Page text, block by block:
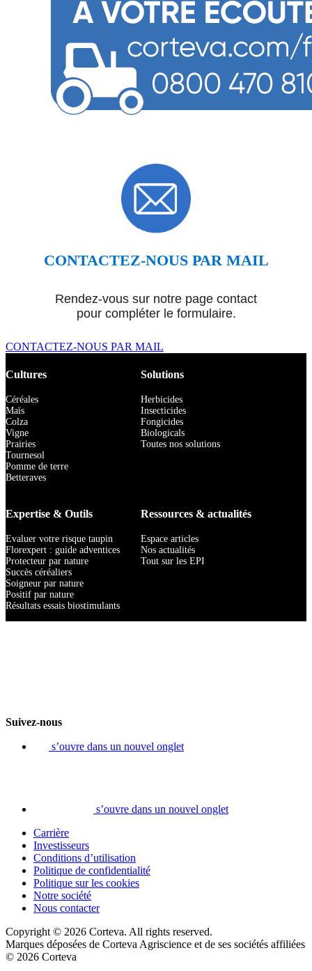
CONTACTEZ-NOUS PAR MAIL
Rendez-vous sur notre page contact
pour compléter le formulaire.
CONTACTEZ-NOUS PAR MAIL
Cultures
Céréales
Maïs
Colza
Vigne
Prairies
Tournesol
Pomme de terre
Betteraves
Solutions
Herbicides
Insecticides
Fongicides
Biologicals
Toutes nos solutions
Expertise & Outils
Evaluer votre risque taupin
Florexpert : guide adventices
Protecteur par nature
Succès céréaliers
Soigneur par nature
Positif par nature
Résultats essais biostimulants
Ressources & actualités
Espace articles
Nos actualités
Tout sur les EPI
Suivez-nous
s’ouvre dans un nouvel onglet
s’ouvre dans un nouvel onglet
Carrière
Investisseurs
Conditions d’utilisation
Politique de confidentialité
Politique sur les cookies
Notre société
Nous contacter
Copyright © 2026 Corteva. All rights reserved.
Marques déposées de Corteva Agriscience et de ses sociétés affiliées
© 2026 Corteva